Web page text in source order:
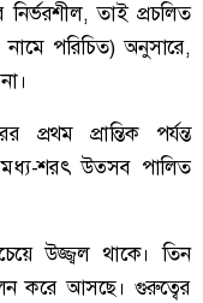
নির্ভরশীল, তাই প্রচলিত
নামে পরিচিত) অনুসারে,
প্রথম প্রান্তিক পর্যন্ত
শরৎ উত্সব পালিত
উজ্জ্বল থাকে। তিন
করে আসছে। গুরুত্বের